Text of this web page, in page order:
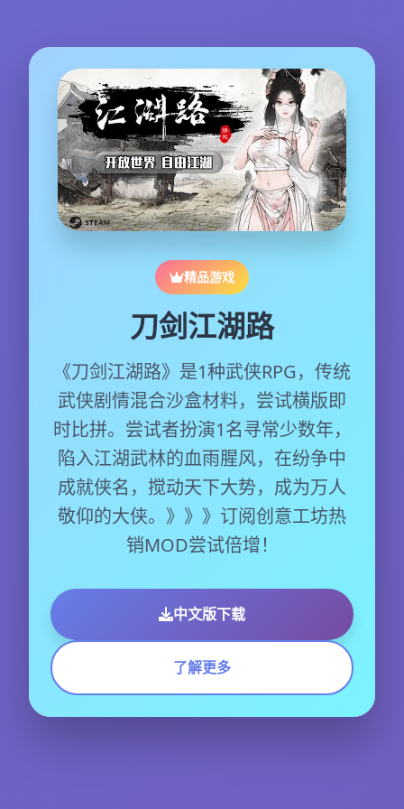
精品游戏
刀剑江湖路
《刀剑江湖路》是1种武侠RPG，传统
武侠剧情混合沙盒材料，尝试横版即
时比拼。尝试者扮演1名寻常少数年，
陷入江湖武林的血雨腥风，在纷争中
成就侠名，搅动天下大势，成为万人
敬仰的大侠。》》》订阅创意工坊热
销MOD尝试倍增！
中文版下载
了解更多